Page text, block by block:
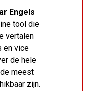
Engels
tool die
vertalen
en vice
de hele
meest
zijn.